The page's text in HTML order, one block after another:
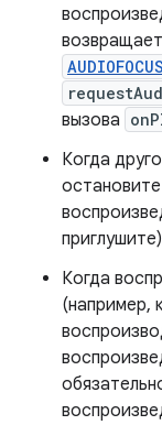
вызова
Когда
Когда
(например,